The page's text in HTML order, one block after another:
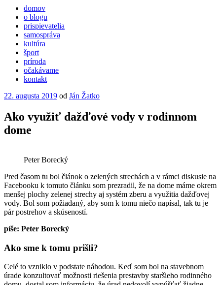
domov
o blogu
prispievatelia
samospráva
kultúra
šport
príroda
očakávame
kontakt
Publikované
22. augusta 2019 od Ján Žatko
Ako využiť dažďové vody v rodinnom
dome
Peter Borecký
Pred časom tu bol článok o zelených strechách a v rámci diskusie na
Facebooku k tomuto článku som prezradil, že na dome máme okrem
menšej plochy zelenej strechy aj systém zberu a využitia dažďovej
vody. Bol som požiadaný, aby som k tomu niečo napísal, tak tu je
pár postrehov a skúseností.
píše: Peter Borecký
Ako sme k tomu prišli?
Celé to vzniklo v podstate náhodou. Keď som bol na stavebnom
úrade konzultovať možnosti riešenia prestavby staršieho rodinného